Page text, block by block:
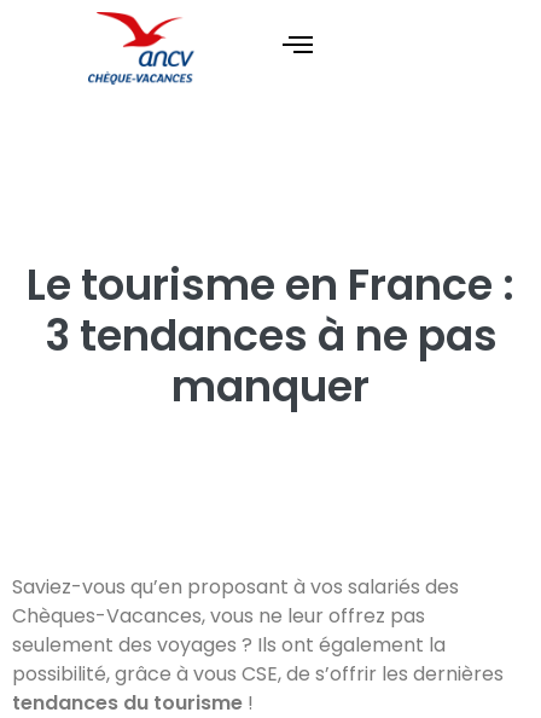
Le tourisme en France :
3 tendances à ne pas
manquer
Saviez-vous qu’en proposant à vos salariés des
Chèques-Vacances, vous ne leur offrez pas
seulement des voyages ? Ils ont également la
possibilité, grâce à vous CSE, de s’offrir les dernières
tendances du tourisme !